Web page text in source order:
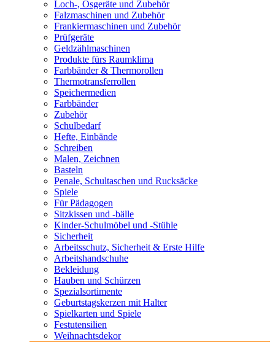
Loch-, Ösgeräte und Zubehör
Falzmaschinen und Zubehör
Frankiermaschinen und Zubehör
Prüfgeräte
Geldzählmaschinen
Produkte fürs Raumklima
Farbbänder & Thermorollen
Thermotransferrollen
Speichermedien
Farbbänder
Zubehör
Schulbedarf
Hefte, Einbände
Schreiben
Malen, Zeichnen
Basteln
Penale, Schultaschen und Rucksäcke
Spiele
Für Pädagogen
Sitzkissen und -bälle
Kinder-Schulmöbel und -Stühle
Sicherheit
Arbeitsschutz, Sicherheit & Erste Hilfe
Arbeitshandschuhe
Bekleidung
Hauben und Schürzen
Spezialsortimente
Geburtstagskerzen mit Halter
Spielkarten und Spiele
Festutensilien
Weihnachtsdekor